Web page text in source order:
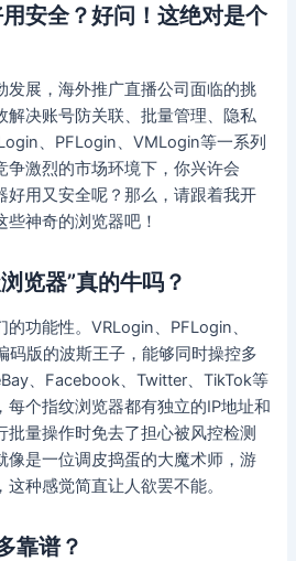
安全？好问！这绝对是个
发展，海外推广直播公司面临的挑
解决账号防关联、批量管理、隐私
、PFLogin、VMLogin等一系列
争激烈的市场环境下，你兴许会
好用又安全呢？那么，请跟着我开
神奇的浏览器吧！
览器”真的牛吗？
功能性。VRLogin、PFLogin、
码版的波斯王子，能够同时操控多
、Facebook、Twitter、TikTok等
每个指纹浏览器都有独立的IP地址和
批量操作时免去了担心被风控检测
像是一位调皮捣蛋的大魔术师，游
种感觉简直让人欲罢不能。
靠谱？